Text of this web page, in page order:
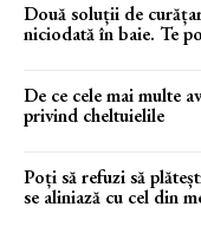
Două soluții de
niciodată în baie. Te
De ce cele mai multe
privind cheltuielile
Poți să refuzi să
se aliniază cu cel din